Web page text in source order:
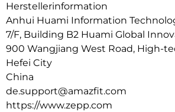
Titanfestigkeit. Strukturelle Leichtigkeit.
Das Design wurde auf raffinierte
strukturelle Leichtigkeit ausgelegt und
überflüssiges Material, sodass jedes
Geschwindigkeit, Kraft und Effizienz
Pro wurde für die langfristige
sorgt für Klarheit in jeder
Anstrengung, Erholung und Fortschritt
abstimmen können.
Herstellerinformation
Anhui Huami Information
7/F, Building B2 Huami Global
900 Wangjiang West Road, High-
Hefei City
China
de.support@amazfit.com
https://www.zepp.com